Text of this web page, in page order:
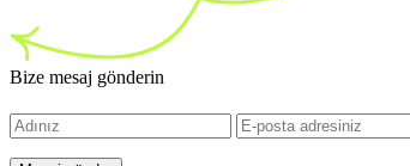
Bize mesaj gönderin